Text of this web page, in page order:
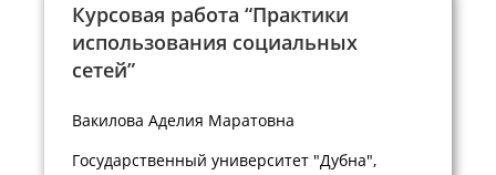
Курсовая работа “Практики
использования социальных
сетей”
Вакилова Аделия Маратовна
Государственный университет "Дубна",